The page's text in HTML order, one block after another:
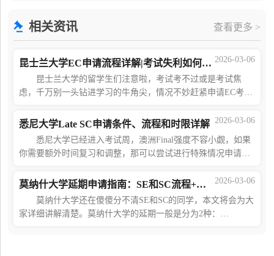
相关资讯 查看更多 >
2026-03-06
昆士兰大学EC申请流程详解|考试失利如何补救?
昆士兰大学的留学生们注意啦，考试考不过或是考试焦
虑，千万别一头钻进学习的牛角尖，情况不妙赶紧申请EC考试
试材料。 2 担心考试挂科，高度紧张
2026-03-06
悉尼大学Late SC申请条件、流程和时限详解
悉尼大学已经进入考试周，澳洲Final强度不容小觑，如果
你需要额外时间复习和调整，那可以尝试进行特殊情况申请，
期考试的递申通道有点多，不知道自己
2026-03-06
莫纳什大学延期申请指南：SE和SC流程+材料+注意事项全汇总
莫纳什大学还在傻傻分不清SE和SC的同学，本文将会为大
家详细讲解清楚。莫纳什大学的延期一般是分为2种：